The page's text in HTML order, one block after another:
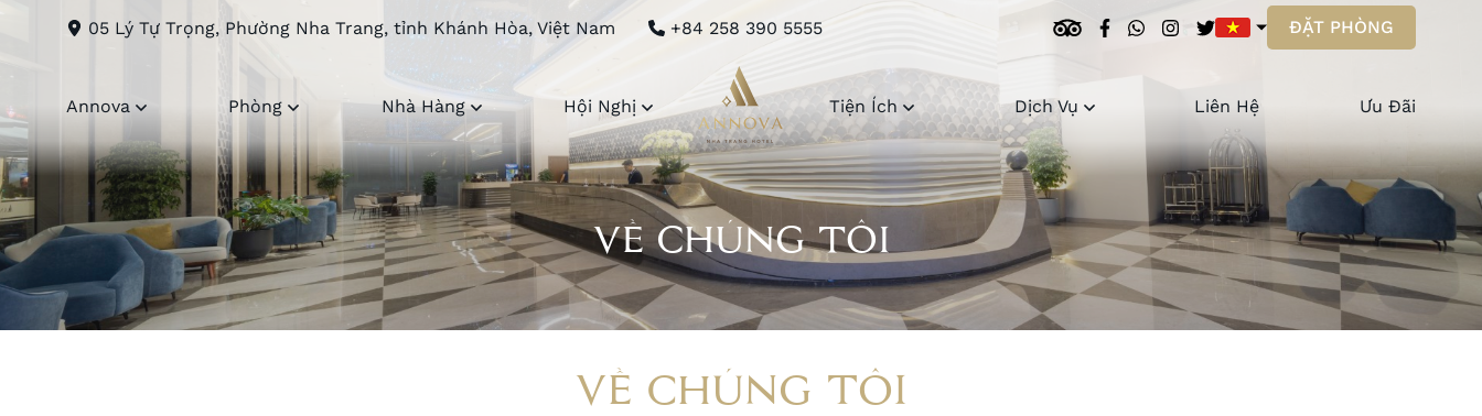
Annova Phòng Nhà Hàng Hội Nghị Tiện Ích Dịch Vụ Liên Hệ Ưu Đãi
05 Lý Tự Trọng, Phường Nha Trang, tỉnh Khánh Hòa, Việt Nam +84 258 390 5555 ĐẶT PHÒNG
VỀ CHÚNG TÔI
VỀ CHÚNG TÔI